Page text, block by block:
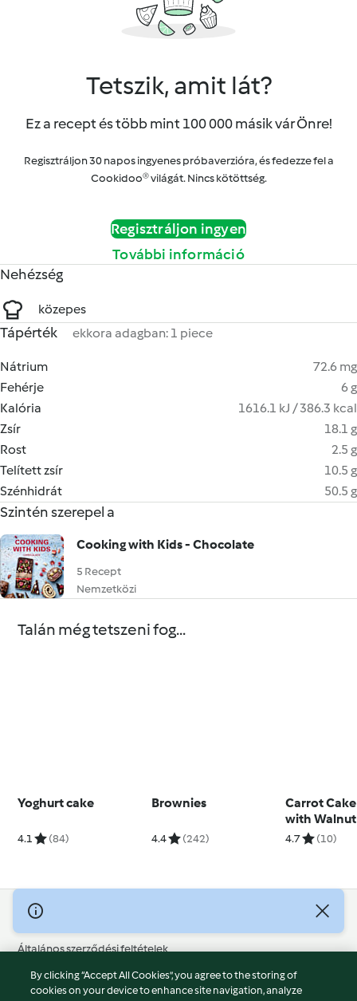
Tetszik, amit lát?
Ez a recept és több mint 100 000 másik vár Önre!
Regisztráljon 30 napos ingyenes próbaverzióra, és fedezze fel a
Cookidoo® világát. Nincs kötöttség.
Regisztráljon ingyen
További információ
Nehézség
közepes
Tápérték ekkora adagban: 1 piece
Nátrium
72.6 mg
Fehérje
6 g
Kalória
1616.1 kJ / 386.3 kcal
Zsír
18.1 g
Rost
2.5 g
Telített zsír
10.5 g
Szénhidrát
50.5 g
Szintén szerepel a
Cooking with Kids - Chocolate
5 Recept
Nemzetközi
Talán még tetszeni fog...
Yoghurt cake
4.1 (84)
Brownies
4.4 (242)
Carrot
with
4.7 (10)
© Szerzői jog 2026
Általános szerződési feltételek
Adatvédelmi irányelvek
Jogi nyilatkozat
By clicking “Accept All Cookies”, you agree to the storing of
cookies on your device to enhance site navigation, analyze